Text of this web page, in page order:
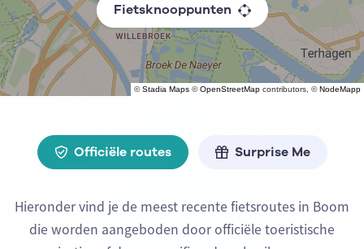
©Stadia Maps ©OpenStreetMap contributors, ©NodeMapp
Fietsknooppunten
Officiële routes Surprise Me
Hieronder vind je de meest recente fietsroutes in Boom
die worden aangeboden door officiële toeristische